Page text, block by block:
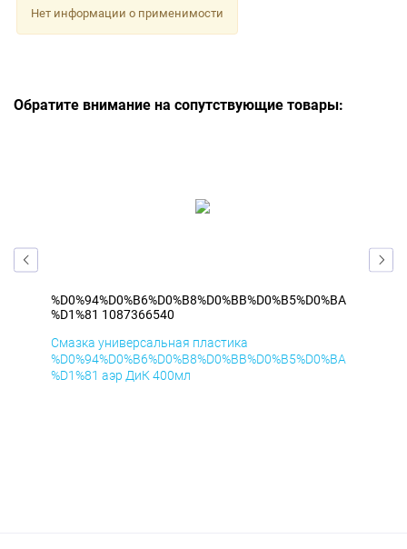
Нет информации о применимости
Обратите внимание на сопутствующие товары:
%D0%94%D0%B6%D0%B8%D0%BB%D0%B5%D0%BA
%D1%81 1087366540
Смазка универсальная пластика
%D0%94%D0%B6%D0%B8%D0%BB%D0%B5%D0%BA
%D1%81 аэр ДиК 400мл